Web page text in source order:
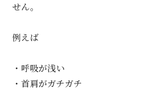
せん。
例えば
・呼吸が浅い
・首肩がガチガチ